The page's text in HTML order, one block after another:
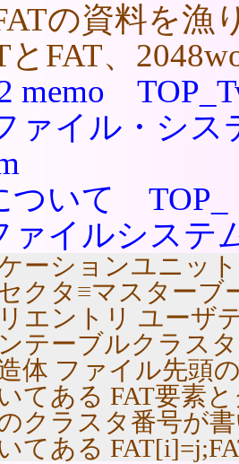
の資料を漁
とFAT、
memo
ァイル・シ
ついて
ァイルシステ
ーションユニッ
クタ≡マスターブ
エントリ ユーザ
テーブルクラス
体 ファイル先頭
てある FAT要素
クラスタ番号が
てある